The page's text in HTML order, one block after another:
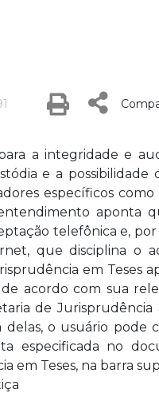
a integridade e
e a
específicos
aponta
telefônica e, por
que disciplina o
em Teses
de acordo com sua
de
o usuário pode
especificada no
em Teses, na barra